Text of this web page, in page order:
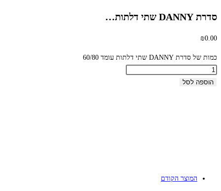
סדרת DANNY שתי דלתות…
₪0.00
כמות של סדרת DANNY שתי דלתות עומד 60/80
הוספה לסל
המוצר הקודם